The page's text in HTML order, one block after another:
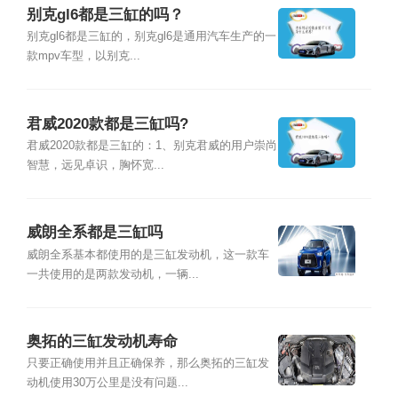
别克gl6都是三缸的吗？
别克gl6都是三缸的，别克gl6是通用汽车生产的一
款mpv车型，以别克...
君威2020款都是三缸吗?
君威2020款都是三缸的：1、别克君威的用户崇尚
智慧，远见卓识，胸怀宽...
威朗全系都是三缸吗
威朗全系基本都使用的是三缸发动机，这一款车
一共使用的是两款发动机，一辆...
奥拓的三缸发动机寿命
只要正确使用并且正确保养，那么奥拓的三缸发
动机使用30万公里是没有问题...